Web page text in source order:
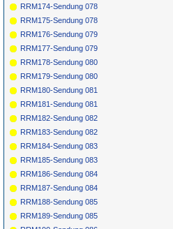
RRM174-Sendung 078
RRM175-Sendung 078
RRM176-Sendung 079
RRM177-Sendung 079
RRM178-Sendung 080
RRM179-Sendung 080
RRM180-Sendung 081
RRM181-Sendung 081
RRM182-Sendung 082
RRM183-Sendung 082
RRM184-Sendung 083
RRM185-Sendung 083
RRM186-Sendung 084
RRM187-Sendung 084
RRM188-Sendung 085
RRM189-Sendung 085